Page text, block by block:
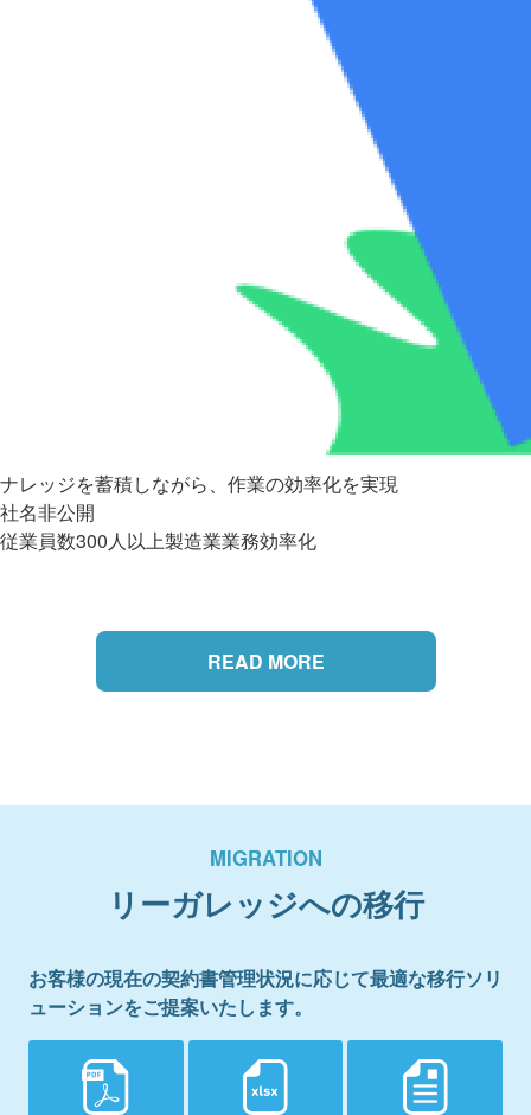
ナレッジを蓄積しながら、作業の効率化を実現
社名非公開
従業員数300人以上製造業業務効率化
READ MORE
MIGRATION
リーガレッジへの移行
お客様の現在の契約書管理状況に応じて最適な移行ソリ
ューションをご提案いたします。